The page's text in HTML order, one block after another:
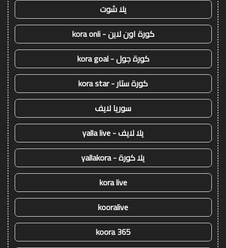
يلا شوت
كورة اون لاين - kora onli
كورة جول - kora goal
كورة ستار - kora star
سوريا لايف
يلا لايف - yalla live
يلا كورة - yallakora
kora live
kooralive
koora 365